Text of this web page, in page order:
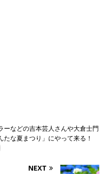
ーなどの吉本芸人さんや大倉士門
たな夏まつり」にやって来る！
NEXT